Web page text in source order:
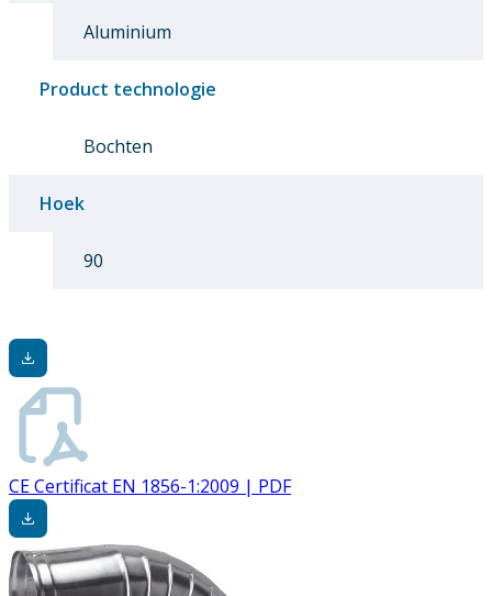
Aluminium
Product technologie
Bochten
Hoek
90
CE Certificat EN 1856-1:2009 | PDF